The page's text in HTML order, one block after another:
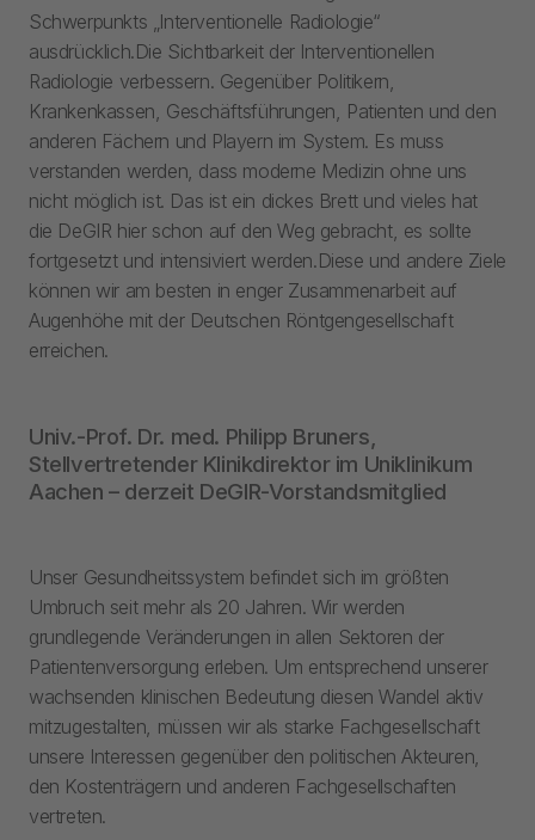
Schwerpunkts „Interventionelle Radiologie“
ausdrücklich.Die Sichtbarkeit der Interventionellen
Radiologie verbessern. Gegenüber Politikern,
Krankenkassen, Geschäftsführungen, Patienten und den
anderen Fächern und Playern im System. Es muss
verstanden werden, dass moderne Medizin ohne uns
nicht möglich ist. Das ist ein dickes Brett und vieles hat
die DeGIR hier schon auf den Weg gebracht, es sollte
fortgesetzt und intensiviert werden.Diese und andere Ziele
können wir am besten in enger Zusammenarbeit auf
Augenhöhe mit der Deutschen Röntgengesellschaft
erreichen.
Univ.-Prof. Dr. med. Philipp Bruners,
Stellvertretender Klinikdirektor im Uniklinikum
Aachen – derzeit DeGIR-Vorstandsmitglied
Unser Gesundheitssystem befindet sich im größten
Umbruch seit mehr als 20 Jahren. Wir werden
grundlegende Veränderungen in allen Sektoren der
Patientenversorgung erleben. Um entsprechend unserer
wachsenden klinischen Bedeutung diesen Wandel aktiv
mitzugestalten, müssen wir als starke Fachgesellschaft
unsere Interessen gegenüber den politischen Akteuren,
den Kostenträgern und anderen Fachgesellschaften
vertreten.